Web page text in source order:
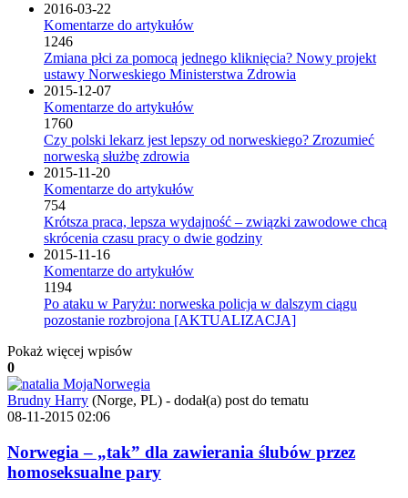
2016-03-22
Komentarze do artykułów
1246
Zmiana płci za pomocą jednego kliknięcia? Nowy projekt
ustawy Norweskiego Ministerstwa Zdrowia
2015-12-07
Komentarze do artykułów
1760
Czy polski lekarz jest lepszy od norweskiego? Zrozumieć
norweską służbę zdrowia
2015-11-20
Komentarze do artykułów
754
Krótsza praca, lepsza wydajność – związki zawodowe chcą
skrócenia czasu pracy o dwie godziny
2015-11-16
Komentarze do artykułów
1194
Po ataku w Paryżu: norweska policja w dalszym ciągu
pozostanie rozbrojona [AKTUALIZACJA]
Pokaż więcej wpisów
0
Brudny Harry (Norge, PL) - dodał(a) post do tematu
08-11-2015 02:06
Norwegia – „tak” dla zawierania ślubów przez
homoseksualne pary